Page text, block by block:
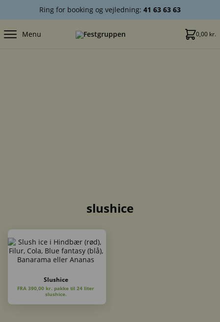
Ring for booking og vejledning: 41 63 63 63
Menu 0,00 kr.
slushice
Slushice
FRA 390,00 kr. pakke til 24 liter
slushice.